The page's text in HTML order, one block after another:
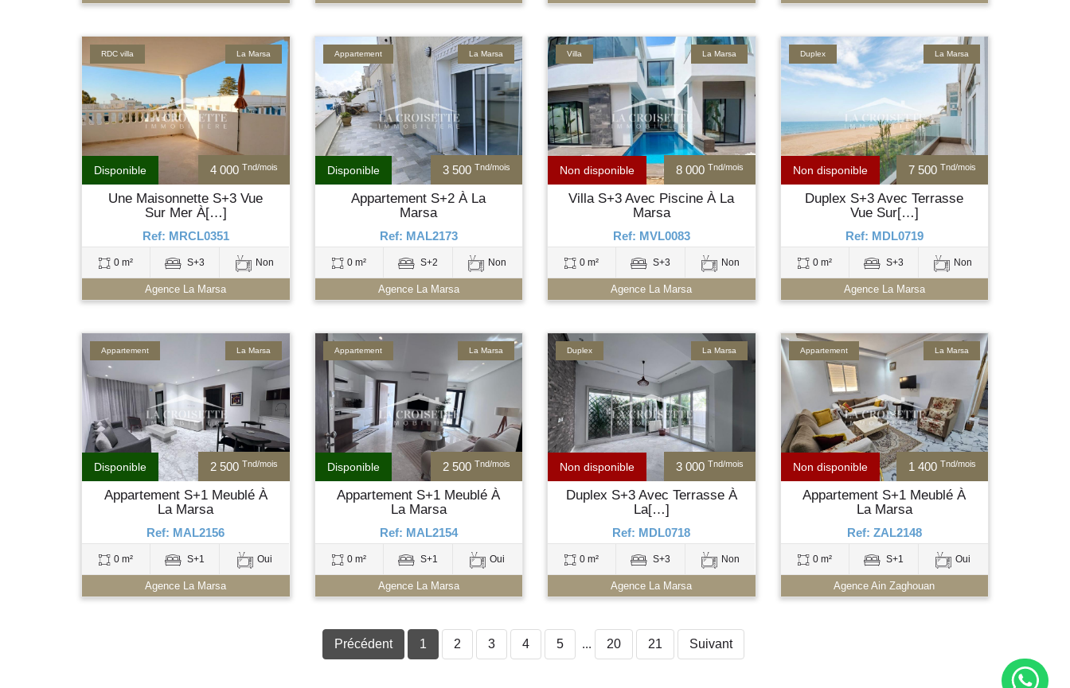
4 000 Tnd/mois
Disponible
La Marsa
RDC villa
Une Maisonnette S+3 Vue
Sur Mer À[…]
Ref: MRCL0351
0 m² S+3 Non
Agence La Marsa
3 500 Tnd/mois
Disponible
La Marsa
Appartement
Appartement S+2 À La
Marsa
Ref: MAL2173
0 m² S+2 Non
Agence La Marsa
8 000 Tnd/mois
Non disponible
La Marsa
Villa
Villa S+3 Avec Piscine À La
Marsa
Ref: MVL0083
0 m² S+3 Non
Agence La Marsa
7 500 Tnd/mois
Non disponible
La Marsa
Duplex
Duplex S+3 Avec Terrasse
Vue Sur[…]
Ref: MDL0719
0 m² S+3 Non
Agence La Marsa
2 500 Tnd/mois
Disponible
La Marsa
Appartement
Appartement S+1 Meublé À
La Marsa
Ref: MAL2156
0 m² S+1 Oui
Agence La Marsa
2 500 Tnd/mois
Disponible
La Marsa
Appartement
Appartement S+1 Meublé À
La Marsa
Ref: MAL2154
0 m² S+1 Oui
Agence La Marsa
3 000 Tnd/mois
Non disponible
La Marsa
Duplex
Duplex S+3 Avec Terrasse À
La[…]
Ref: MDL0718
0 m² S+3 Non
Agence La Marsa
1 400 Tnd/mois
Non disponible
La Marsa
Appartement
Appartement S+1 Meublé À
La Marsa
Ref: ZAL2148
0 m² S+1 Oui
Agence Ain Zaghouan
Précédent 1 2 3 4 5 ... 20 21 Suivant